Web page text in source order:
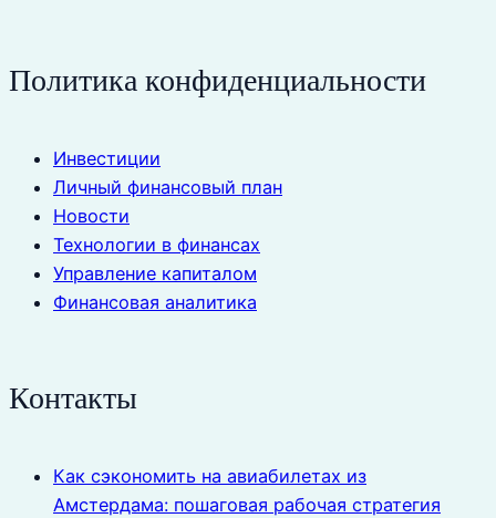
Политика конфиденциальности
Инвестиции
Личный финансовый план
Новости
Технологии в финансах
Управление капиталом
Финансовая аналитика
Контакты
Как сэкономить на авиабилетах из
Амстердама: пошаговая рабочая стратегия